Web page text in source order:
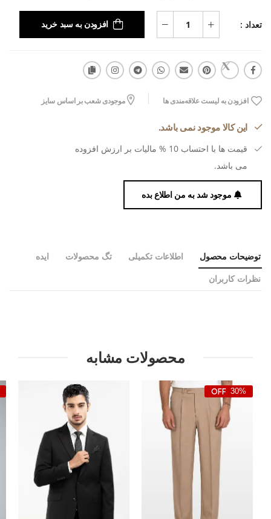
تعداد : افزودن به سبد خرید
افزودن به لیست علاقه‌مندی ها موجودی شعب بر اساس سایز
این کالا موجود نمی باشد.
قیمت ها با احتساب 10 % مالیات بر ارزش افزوده
می باشد.
موجود شد به من اطلاع بده
توضیحات محصول اطلاعات تکمیلی تگ محصولات ایده
نظرات کاربران
محصولات مشابه
30%